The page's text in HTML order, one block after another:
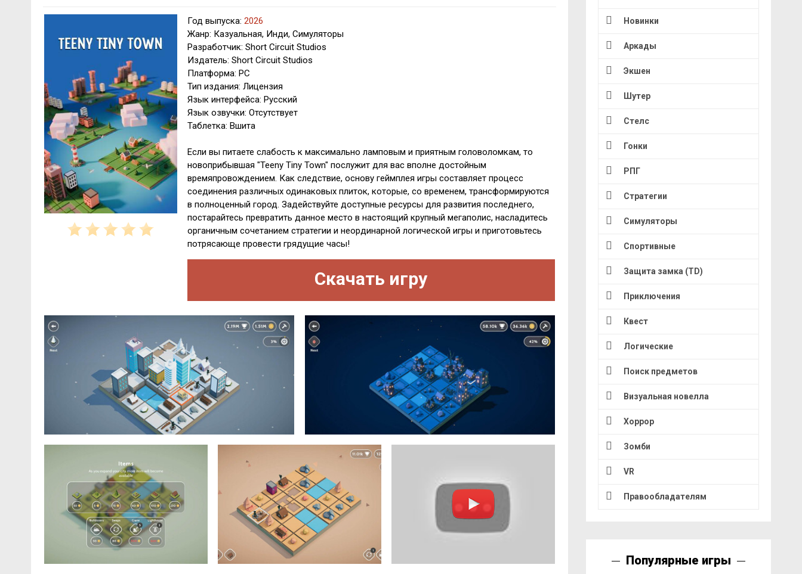
Год выпуска: 2026
Жанр: Казуальная, Инди, Симуляторы
Разработчик: Short Circuit Studios
Издатель: Short Circuit Studios
Платформа: PC
Тип издания: Лицензия
Язык интерфейса: Русский
Язык озвучки: Отсутствует
Таблетка: Вшита
Если вы питаете слабость к максимально ламповым и приятным головоломкам, то
новоприбывшая "Teeny Tiny Town" послужит для вас вполне достойным
времяпровождением. Как следствие, основу геймплея игры составляет процесс
соединения различных одинаковых плиток, которые, со временем, трансформируются
в полноценный город. Задействуйте доступные ресурсы для развития последнего,
постарайтесь превратить данное место в настоящий крупный мегаполис, насладитесь
органичным сочетанием стратегии и неординарной логической игры и приготовьтесь
потрясающе провести грядущие часы!
Скачать игру
Новинки
Аркады
Экшен
Шутер
Стелс
Гонки
РПГ
Стратегии
Симуляторы
Спортивные
Защита замка (TD)
Приключения
Квест
Логические
Поиск предметов
Визуальная новелла
Хоррор
Зомби
VR
Правообладателям
Популярные игры